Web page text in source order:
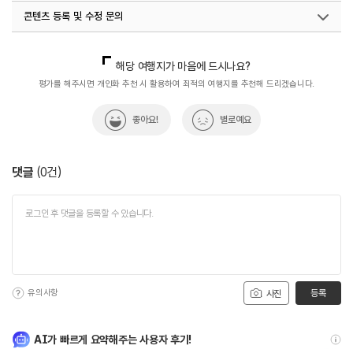
#군위청소년문화의집
#청소년 #체험프로그램 #휴식공간
콘텐츠 등록 및 수정 문의
열린관광콘텐츠팀(열린관광-모두의여행)
033-738-3425
해당 여행지가 마음에 드시나요?
평가를 해주시면 개인화 추천 시 활용하여 최적의 여행지를 추천해 드리겠습니다.
좋아요! 별로예요
댓글 (0건)
사진
유의사항 등록
AI가 빠르게 요약해주는 사용자 후기!